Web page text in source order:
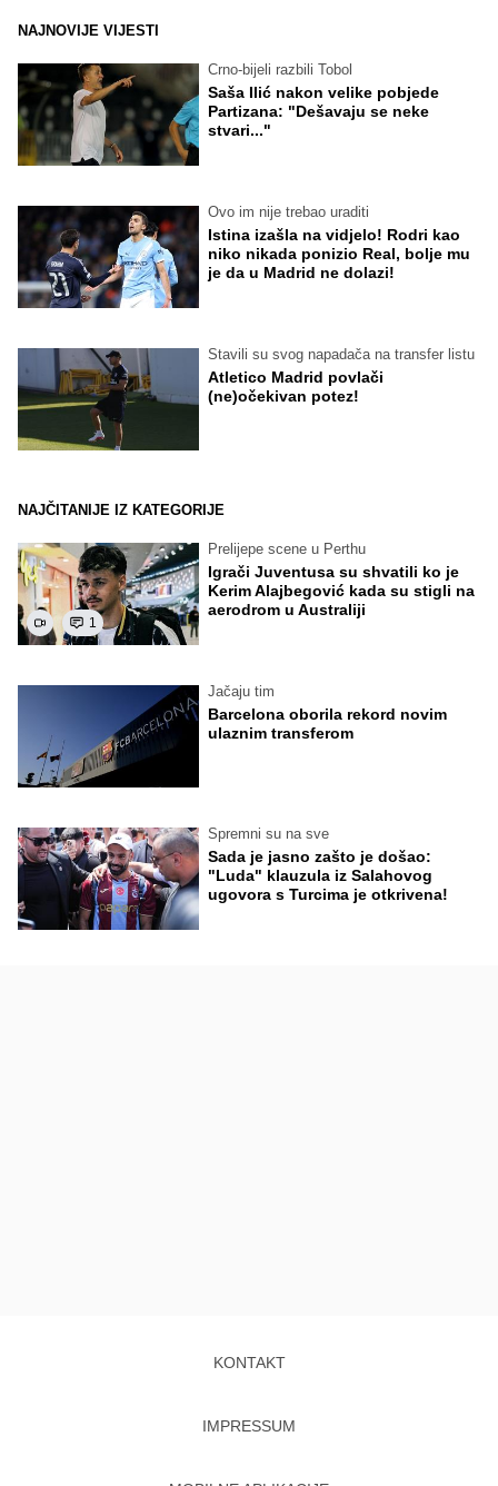
NAJNOVIJE VIJESTI
Crno-bijeli razbili Tobol
Saša Ilić nakon velike pobjede
Partizana: "Dešavaju se neke
stvari..."
Ovo im nije trebao uraditi
Istina izašla na vidjelo! Rodri kao
niko nikada ponizio Real, bolje mu
je da u Madrid ne dolazi!
Stavili su svog napadača na transfer listu
Atletico Madrid povlači
(ne)očekivan potez!
NAJČITANIJE IZ KATEGORIJE
1
Prelijepe scene u Perthu
Igrači Juventusa su shvatili ko je
Kerim Alajbegović kada su stigli na
aerodrom u Australiji
Jačaju tim
Barcelona oborila rekord novim
ulaznim transferom
Spremni su na sve
Sada je jasno zašto je došao:
"Luda" klauzula iz Salahovog
ugovora s Turcima je otkrivena!
KONTAKT
IMPRESSUM